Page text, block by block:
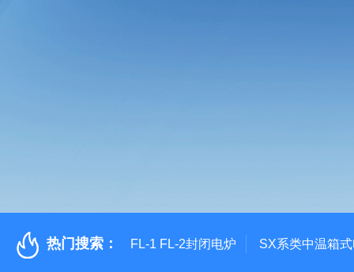
热门搜索： FL-1 FL-2封闭电炉 SX系类中温箱